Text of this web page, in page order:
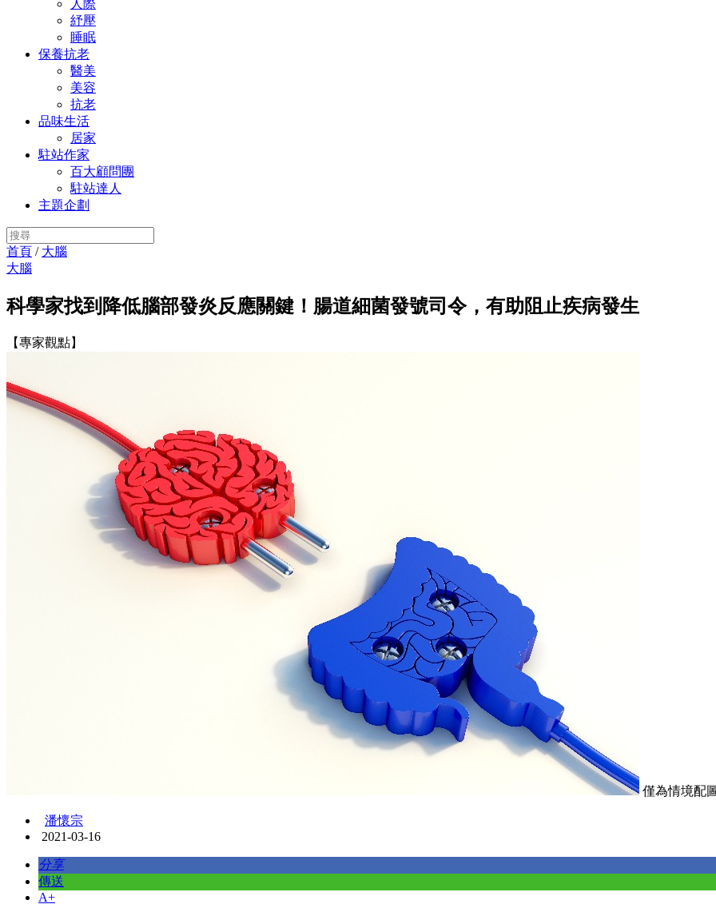
人際
紓壓
睡眠
保養抗老
醫美
美容
抗老
品味生活
居家
駐站作家
百大顧問團
駐站達人
主題企劃
首頁 / 大腦
大腦
科學家找到降低腦部發炎反應關鍵！腸道細菌發號司令，有助阻止疾病發生
【專家觀點】
僅為情境配
潘懷宗
2021-03-16
分享
傳送
A+